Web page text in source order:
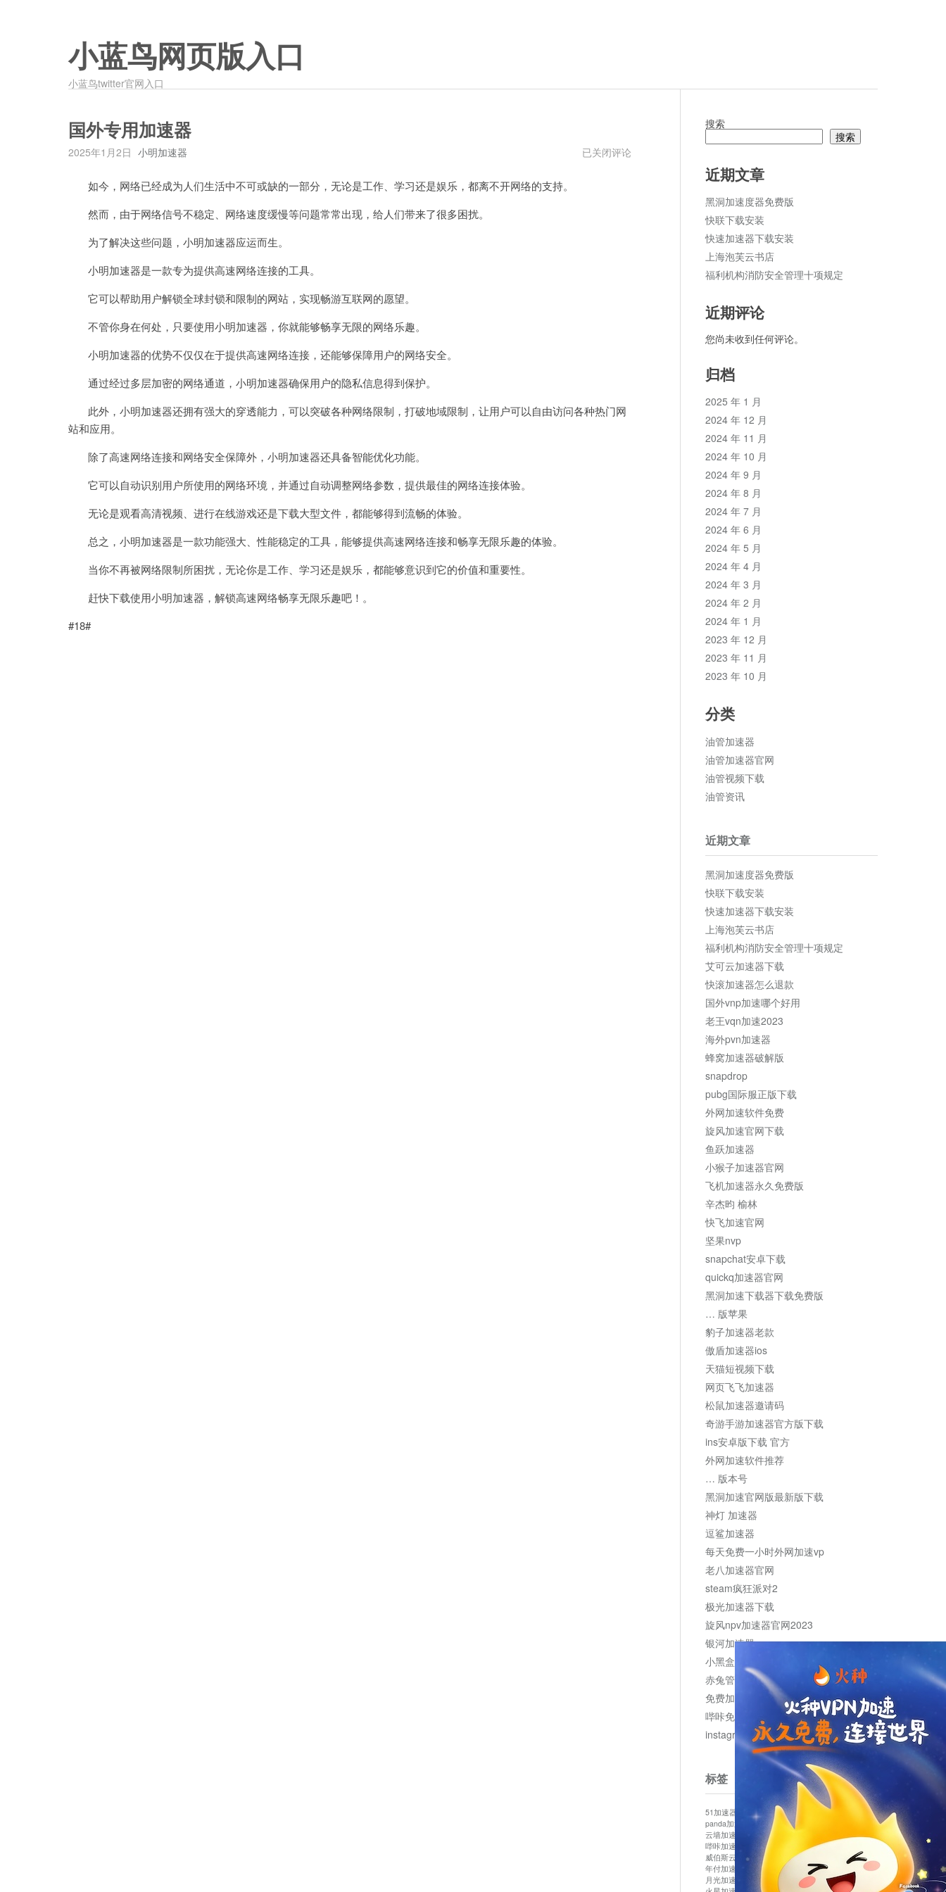
小蓝鸟网页版入口
小蓝鸟twitter官网入口
国外专用加速器
2025年1月2日 小明加速器
国
已关闭评论
如今，网络已经成为人们生活中不可或缺的一部分，无论是工作、学习还是娱乐，都离不开网络的支持。
然而，由于网络信号不稳定、网络速度缓慢等问题常常出现，给人们带来了很多困扰。
为了解决这些问题，小明加速器应运而生。
小明加速器是一款专为提供高速网络连接的工具。
它可以帮助用户解锁全球封锁和限制的网站，实现畅游互联网的愿望。
不管你身在何处，只要使用小明加速器，你就能够畅享无限的网络乐趣。
小明加速器的优势不仅仅在于提供高速网络连接，还能够保障用户的网络安全。
通过经过多层加密的网络通道，小明加速器确保用户的隐私信息得到保护。
此外，小明加速器还拥有强大的穿透能力，可以突破各种网络限制，打破地域限制，让用户可以自由访问各种热门网
站和应用。
除了高速网络连接和网络安全保障外，小明加速器还具备智能优化功能。
它可以自动识别用户所使用的网络环境，并通过自动调整网络参数，提供最佳的网络连接体验。
无论是观看高清视频、进行在线游戏还是下载大型文件，都能够得到流畅的体验。
总之，小明加速器是一款功能强大、性能稳定的工具，能够提供高速网络连接和畅享无限乐趣的体验。
当你不再被网络限制所困扰，无论你是工作、学习还是娱乐，都能够意识到它的价值和重要性。
赶快下载使用小明加速器，解锁高速网络畅享无限乐趣吧！。
#18#
搜索
搜索
近期文章
黑洞加速度器免费版
快联下载安装
快速加速器下载安装
上海泡芙云书店
福利机构消防安全管理十项规定
近期评论
您尚未收到任何评论。
归档
2025 年 1 月
2024 年 12 月
2024 年 11 月
2024 年 10 月
2024 年 9 月
2024 年 8 月
2024 年 7 月
2024 年 6 月
2024 年 5 月
2024 年 4 月
2024 年 3 月
2024 年 2 月
2024 年 1 月
2023 年 12 月
2023 年 11 月
2023 年 10 月
分类
油管加速器
油管加速器官网
油管视频下载
油管资讯
近期文章
黑洞加速度器免费版
快联下载安装
快速加速器下载安装
上海泡芙云书店
福利机构消防安全管理十项规定
艾可云加速器下载
快滚加速器怎么退款
国外vnp加速哪个好用
老王vqn加速2023
海外pvn加速器
蜂窝加速器破解版
snapdrop
pubg国际服正版下载
外网加速软件免费
旋风加速官网下载
鱼跃加速器
小猴子加速器官网
飞机加速器永久免费版
辛杰昀 榆林
快飞加速官网
坚果nvp
snapchat安卓下载
quickq加速器官网
黑洞加速下载器下载免费版
… 版苹果
豹子加速器老款
傲盾加速器ios
天猫短视频下载
网页飞飞加速器
松鼠加速器邀请码
奇游手游加速器官方版下载
ins安卓版下载 官方
外网加速软件推荐
… 版本号
黑洞加速官网版最新版下载
神灯 加速器
逗鲨加速器
每天免费一小时外网加速vp
老八加速器官网
steam疯狂派对2
极光加速器下载
旋风npv加速器官网2023
银河加速器
小黑盒加速器加速
赤兔管理平台
免费加速器
哔咔免费加速服务器
instagram网页版登录入口
标签
51加速器 bitznet hidecat i7加速器
kuai500
panda加速器
snap加速器 vp加速器
中信加速器
云墙加速器
云速加速器
哔咔加速器
哔咔哔咔加速器 喵云 回锅肉加速器
威伯斯云
小明加速器 小蓝鸟加速器
布谷vp加速器
年付加速器
心阶云 快连 怎么上外网
易飞加速器
月光加速器
机场加速器 松果云 梯子加速器